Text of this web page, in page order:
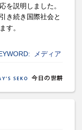
を説明しました。
き続き国際社会と
す。
メディア